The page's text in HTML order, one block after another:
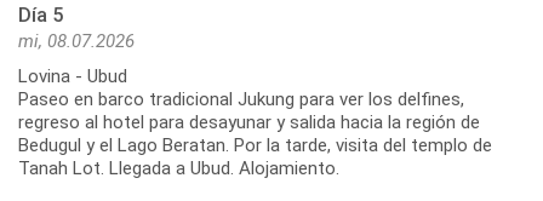
Día 5
mi, 08.07.2026
Lovina - Ubud
Paseo en barco tradicional Jukung para ver los delfines,
regreso al hotel para desayunar y salida hacia la región de
Bedugul y el Lago Beratan. Por la tarde, visita del templo de
Tanah Lot. Llegada a Ubud. Alojamiento.